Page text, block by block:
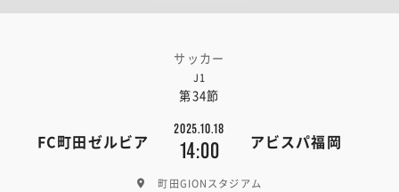
サッカー
J1
第34節
FC町田ゼルビア
2025.10.18
14:00 アビスパ福岡
町田GIONスタジアム